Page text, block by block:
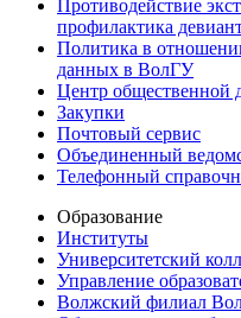
Противодействие
профилактика
Политика в
данных в ВолГУ
Центр общественной
Закупки
Почтовый сервис
Объединенный
Телефонный
Образование
Институты
Университетский
Управление
Волжский филиал